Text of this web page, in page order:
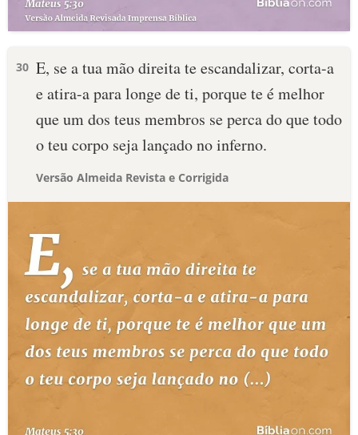
30 E, se a tua mão direita te escandalizar, corta-a
e atira-a para longe de ti, porque te é melhor
que um dos teus membros se perca do que todo
o teu corpo seja lançado no inferno.
Versão Almeida Revista e Corrigida